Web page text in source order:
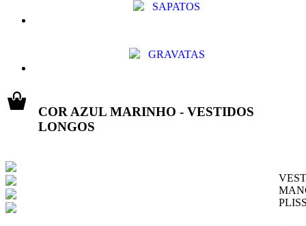
SAPATOS
GRAVATAS
COR AZUL MARINHO - VESTIDOS
LONGOS